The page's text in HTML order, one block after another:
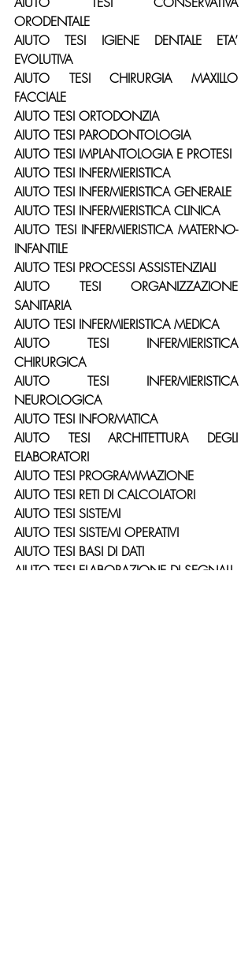
ORODENTALE
AIUTO TESI IGIENE DENTALE ETA’
EVOLUTIVA
AIUTO TESI CHIRURGIA MAXILLO
FACCIALE
AIUTO TESI ORTODONZIA
AIUTO TESI PARODONTOLOGIA
AIUTO TESI IMPLANTOLOGIA E PROTESI
AIUTO TESI INFERMIERISTICA
AIUTO TESI INFERMIERISTICA GENERALE
AIUTO TESI INFERMIERISTICA CLINICA
AIUTO TESI INFERMIERISTICA MATERNO-
INFANTILE
AIUTO TESI PROCESSI ASSISTENZIALI
AIUTO TESI ORGANIZZAZIONE
SANITARIA
AIUTO TESI INFERMIERISTICA MEDICA
AIUTO TESI INFERMIERISTICA
CHIRURGICA
AIUTO TESI INFERMIERISTICA
NEUROLOGICA
AIUTO TESI INFORMATICA
AIUTO TESI ARCHITETTURA DEGLI
ELABORATORI
AIUTO TESI PROGRAMMAZIONE
AIUTO TESI RETI DI CALCOLATORI
AIUTO TESI SISTEMI
AIUTO TESI SISTEMI OPERATIVI
AIUTO TESI BASI DI DATI
AIUTO TESI ELABORAZIONE DI SEGNALI